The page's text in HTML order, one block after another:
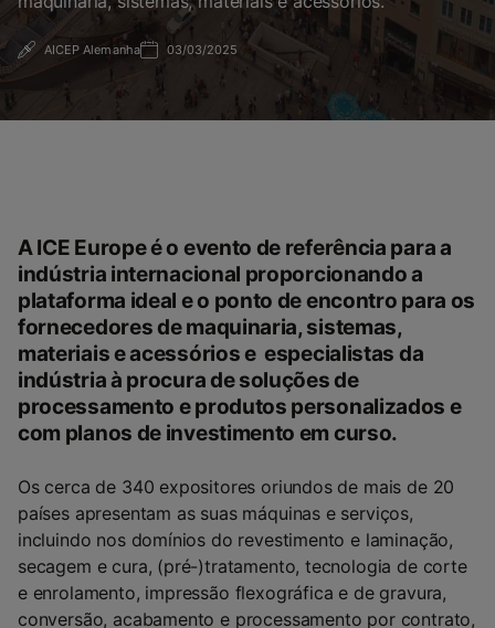
AICEP Alemanha 03/03/2025
A ICE Europe é o evento de referência para a
indústria internacional proporcionando a
plataforma ideal e o ponto de encontro para os
fornecedores de maquinaria, sistemas,
materiais e acessórios e especialistas da
indústria à procura de soluções de
processamento e produtos personalizados e
com planos de investimento em curso.
Os cerca de 340 expositores oriundos de mais de 20
países apresentam as suas máquinas e serviços,
incluindo nos domínios do revestimento e laminação,
secagem e cura, (pré-)tratamento, tecnologia de corte
e enrolamento, impressão flexográfica e de gravura,
conversão, acabamento e processamento por contrato,